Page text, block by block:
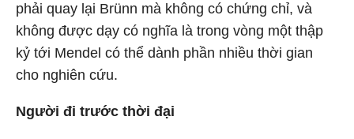
phải quay lại Brünn mà không có chứng chỉ, và
không được dạy có nghĩa là trong vòng một thập
kỷ tới Mendel có thể dành phần nhiều thời gian
cho nghiên cứu.
Người đi trước thời đại